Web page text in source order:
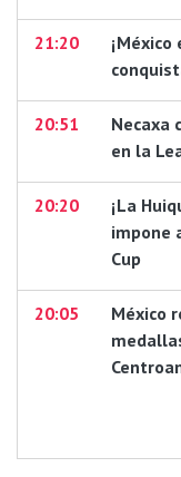
21:20
20:51
Necaxa
en la
20:20
¡La
impone
Cup
20:05
México